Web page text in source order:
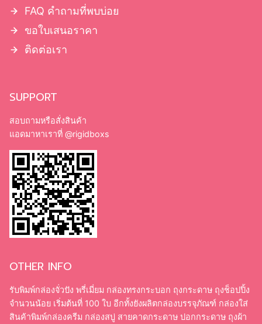
FAQ คำถามที่พบบ่อย
ขอใบเสนอราคา
ติดต่อเรา
SUPPORT
สอบถามหรือสั่งสินค้า
แอดมาหาเราที่ @rigidboxs
OTHER INFO
รับพิมพ์กล่องจั่วปัง พรี่เมี่ยม กล่องทรงกระบอก ถุงกระดาษ ถุงช็อปปิ้ง
จำนวนน้อย เริ่มต้นที่ 100 ใบ อีกทั้งยังผลิตกล่องบรรจุภัณฑ์ กล่องใส่
สินค้าพิมพ์กล่องครีม กล่องสบู่ สายคาดกระดาษ ปอกกระดาษ ถุงผ้า